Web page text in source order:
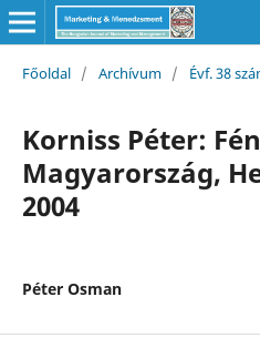
Főoldal / Archívum / Évf. 38
Korniss Péter:
Magyarország,
2004
Péter Osman